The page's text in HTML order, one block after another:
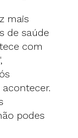
mais
de saúde
com
podes